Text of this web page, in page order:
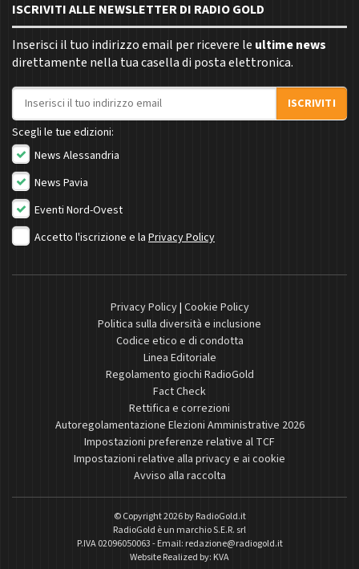
ISCRIVITI ALLE NEWSLETTER DI RADIO GOLD
Inserisci il tuo indirizzo email per ricevere le ultime news
direttamente nella tua casella di posta elettronica.
Indirizzo email
ISCRIVITI
Scegli le tue edizioni:
News Alessandria
News Pavia
Eventi Nord-Ovest
Accetto l'iscrizione e la Privacy Policy
Privacy Policy| Cookie Policy
Politica sulla diversità e inclusione
Codice etico e di condotta
Linea Editoriale
Regolamento giochi RadioGold
Fact Check
Rettifica e correzioni
Autoregolamentazione Elezioni Amministrative 2026
Impostazioni preferenze relative al TCF
Impostazioni relative alla privacy e ai cookie
Avviso alla raccolta
© Copyright 2026 byRadioGold.it
RadioGold è un marchio S.E.R. srl
P.IVA 02096050063 - Email: redazione@radiogold.it
Website Realized by: KVA